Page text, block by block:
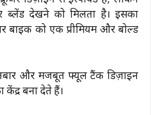
ब्लेंड देखने को मिलता है। इसका
को एक प्रीमियम और बोल्ड
और मजबूत फ्यूल टैंक डिज़ाइन
बना देते हैं।